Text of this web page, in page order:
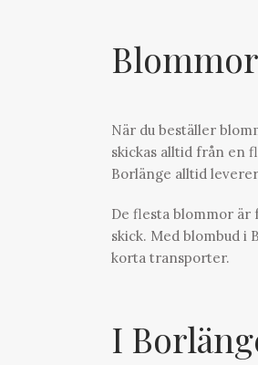
När du beställer
skickas alltid från en
Borlänge alltid
De flesta blommor
skick. Med blombud
korta transporter.
I